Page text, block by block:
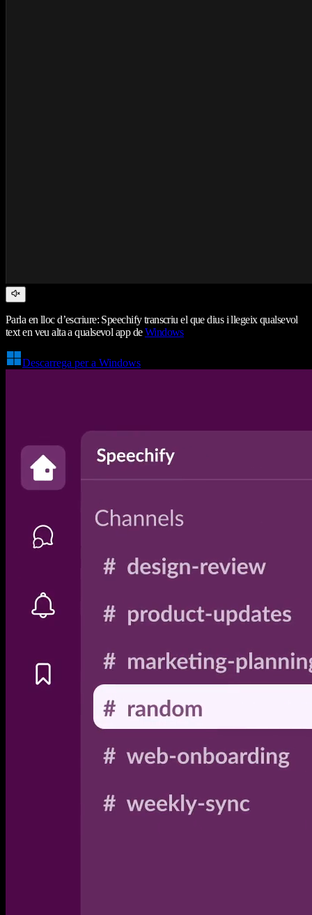
Parla en lloc d’escriure: Speechify transcriu el que dius i llegeix qualsevol
text en veu alta a qualsevol app deWindows
Descarrega per a Windows